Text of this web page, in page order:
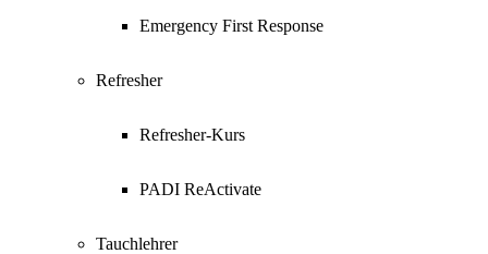
Emergency First Response
Refresher
Refresher-Kurs
PADI ReActivate
Tauchlehrer